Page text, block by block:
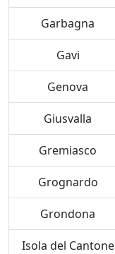
Garbagna
Gavi
Genova
Giusvalla
Gremiasco
Grognardo
Grondona
Isola del Cantone